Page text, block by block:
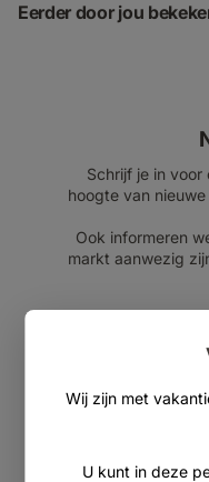
Wij zijn met
U kunt in deze
Eerder door jou
Schrijf je in
hoogte van
Ook informeren
markt aanwezig